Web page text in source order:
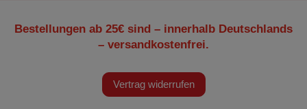
Bestellungen ab 25€ sind – innerhalb Deutschlands
– versandkostenfrei.
Vertrag widerrufen